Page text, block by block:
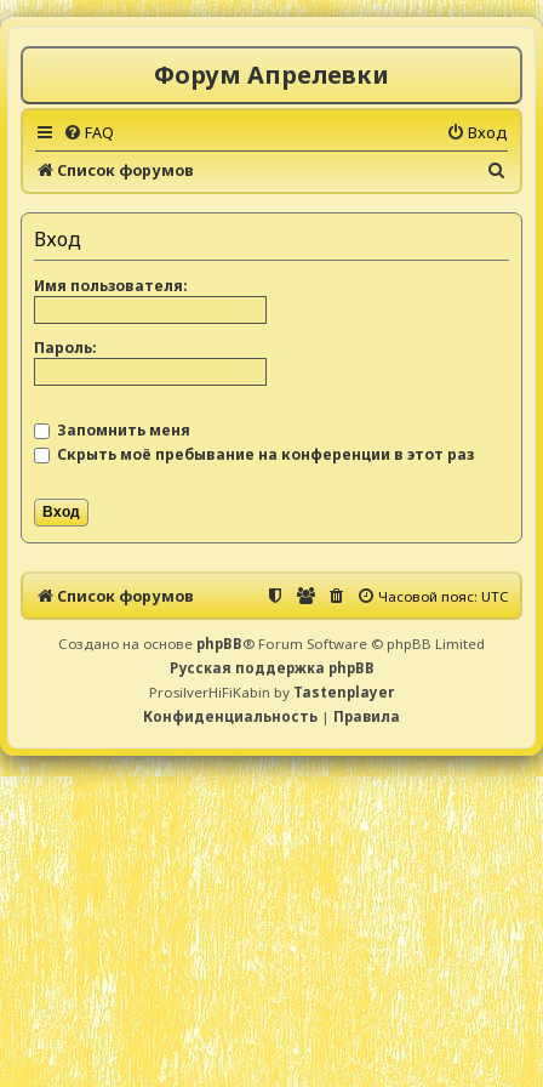
Форум Апрелевки
FAQ
Вход
Список форумов
о
с
Вход
Имя пользователя:
Пароль:
Запомнить меня
Скрыть моё пребывание на конференции в этот раз
Список форумов Часовой пояс:UTC
Создано на основе phpBB® Forum Software © phpBB Limited
Русская поддержка phpBB
ProsilverHiFiKabin by Tastenplayer
Конфиденциальность | Правила